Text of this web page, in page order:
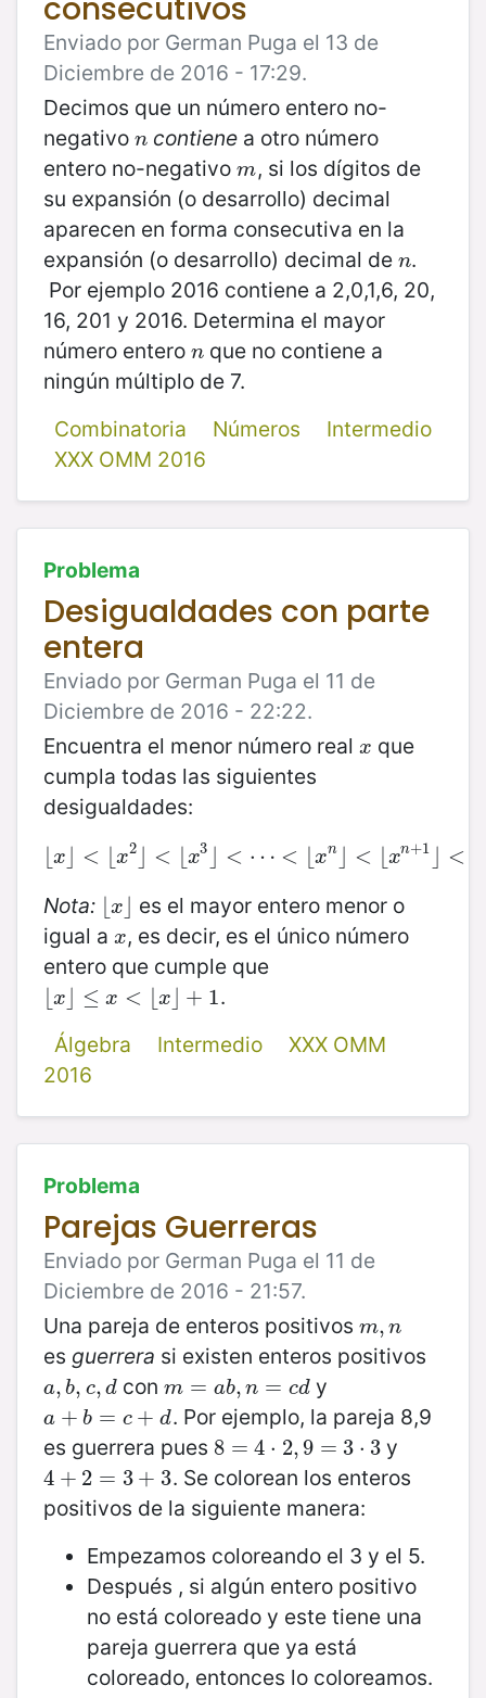
consecutivos
Enviado por German Puga el 13 de
Diciembre de 2016 - 17:29.
Decimos que un número entero no-
negativo n
n contiene a otro número
entero no-negativo m
m, si los dígitos de
su expansión (o desarrollo) decimal
aparecen en forma consecutiva en la
expansión (o desarrollo) decimal de n
n.
Por ejemplo 2016 contiene a 2,0,1,6, 20,
16, 201 y 2016. Determina el mayor
número entero n
n que no contiene a
ningún múltiplo de 7.
Combinatoria
Números
Intermedio
XXX OMM 2016
Problema
Desigualdades con parte
entera
Enviado por German Puga el 11 de
Diciembre de 2016 - 22:22.
Encuentra el menor número real x
x que
cumpla todas las siguientes
desigualdades:
⌊x < x2 < x3 < ⋯ < ⌊xn < xn+1 <
x⌋< x2 <⌊ 3⌋<⋯<⌊x n⌋< xn 1⌋<…
Nota:
x
x⌋
es el mayor entero menor o
igual a x
x, es decir, es el único número
entero que cumple que
x ≤ x < x + 1
x⌋ x<⌊x ⌋+
.
Álgebra
Intermedio
XXX OMM
2016
Problema
Parejas Guerreras
Enviado por German Puga el 11 de
Diciembre de 2016 - 21:57.
Una pareja de enteros positivos m, n
m,n
es guerrera si existen enteros positivos
a, b, c, d
a,b,c,d conm = ab, n = cd
m=a b,n=c d y
a + b = c + d
a +b = c+ d
. Por ejemplo, la pareja 8,9
es guerrera pues 8 = 4 ⋅ 2, 9 = 3 ⋅ 3
8 =4 ⋅2, 9=3 ⋅3
y
4 + 2 = 3 + 3
4 +2 = 3+ 3
. Se colorean los enteros
positivos de la siguiente manera:
Empezamos coloreando el 3 y el 5.
Después , si algún entero positivo
no está coloreado y este tiene una
pareja guerrera que ya está
coloreado, entonces lo coloreamos.